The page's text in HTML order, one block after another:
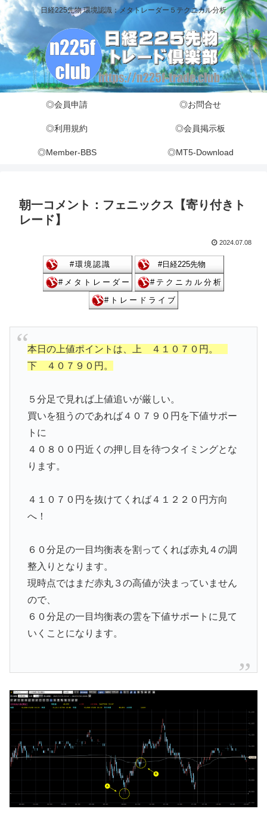
日経225先物 環境認識：メタトレーダー５テクニカル分析
◎会員申請 ◎お問合せ
◎利用規約 ◎会員掲示板
◎Member-BBS ◎MT5-Download
朝一コメント：フェニックス【寄り付きト
レード】
2024.07.08
本日の上値ポイントは、上 ４１０７０円。
下 ４０７９０円。
５分足で見れば上値追いが厳しい。
買いを狙うのであれば４０７９０円を下値サポー
トに
４０８００円近くの押し目を待つタイミングとな
ります。
４１０７０円を抜けてくれば４１２２０円方向
へ！
６０分足の一目均衡表を割ってくれば赤丸４の調
整入りとなります。
現時点ではまだ赤丸３の高値が決まっていません
ので、
６０分足の一目均衡表の雲を下値サポートに見て
いくことになります。